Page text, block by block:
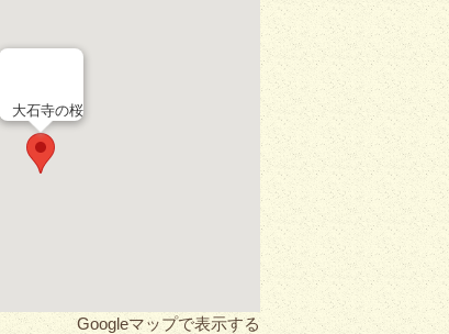
大石寺の桜
Googleマップで表示する